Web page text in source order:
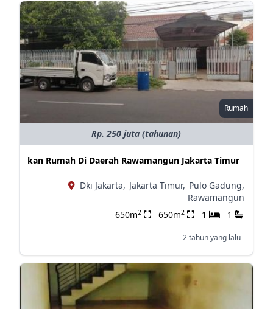
Rumah
Rp. 250 juta (tahunan)
kan Rumah Di Daerah Rawamangun Jakarta Timur
Dki Jakarta, Jakarta Timur, Pulo Gadung,
Rawamangun
650m2 650m2 1 1
2 tahun yang lalu